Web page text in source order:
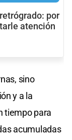
por
atención
sino
y a la
tiempo para
acumuladas